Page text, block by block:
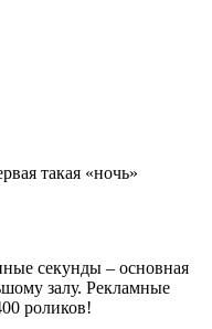
такая «ночь»
секунды – основная
залу. Рекламные
роликов!